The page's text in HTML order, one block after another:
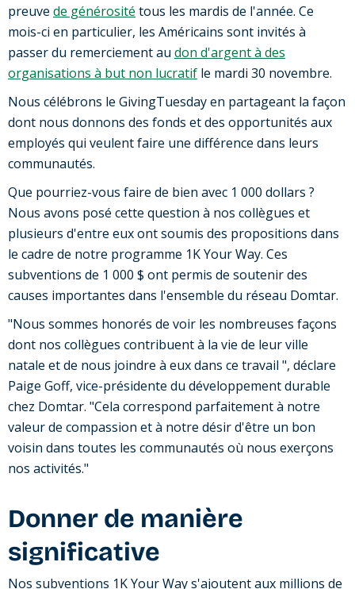
preuve de générosité tous les mardis de l'année. Ce
mois-ci en particulier, les Américains sont invités à
passer du remerciement au don d'argent à des
organisations à but non lucratif le mardi 30 novembre.
Nous célébrons le GivingTuesday en partageant la façon
dont nous donnons des fonds et des opportunités aux
employés qui veulent faire une différence dans leurs
communautés.
Que pourriez-vous faire de bien avec 1 000 dollars ?
Nous avons posé cette question à nos collègues et
plusieurs d'entre eux ont soumis des propositions dans
le cadre de notre programme 1K Your Way. Ces
subventions de 1 000 $ ont permis de soutenir des
causes importantes dans l'ensemble du réseau Domtar.
"Nous sommes honorés de voir les nombreuses façons
dont nos collègues contribuent à la vie de leur ville
natale et de nous joindre à eux dans ce travail ", déclare
Paige Goff, vice-présidente du développement durable
chez Domtar. "Cela correspond parfaitement à notre
valeur de compassion et à notre désir d'être un bon
voisin dans toutes les communautés où nous exerçons
nos activités."
Donner de manière
significative
Nos subventions 1K Your Way s'ajoutent aux millions de